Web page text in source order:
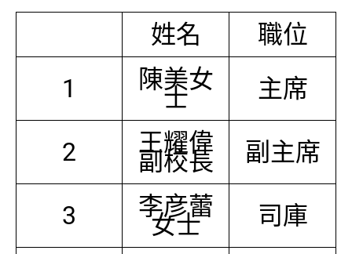
姓名
職位
1
陳美女
士 主席
2 王耀偉
副校長 副主席
3 李彦蕾
女士 司庫